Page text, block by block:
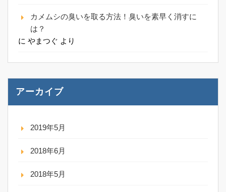
カメムシの臭いを取る方法！臭いを素早く消すに
は？
に やまつぐ より
アーカイブ
2019年5月
2018年6月
2018年5月